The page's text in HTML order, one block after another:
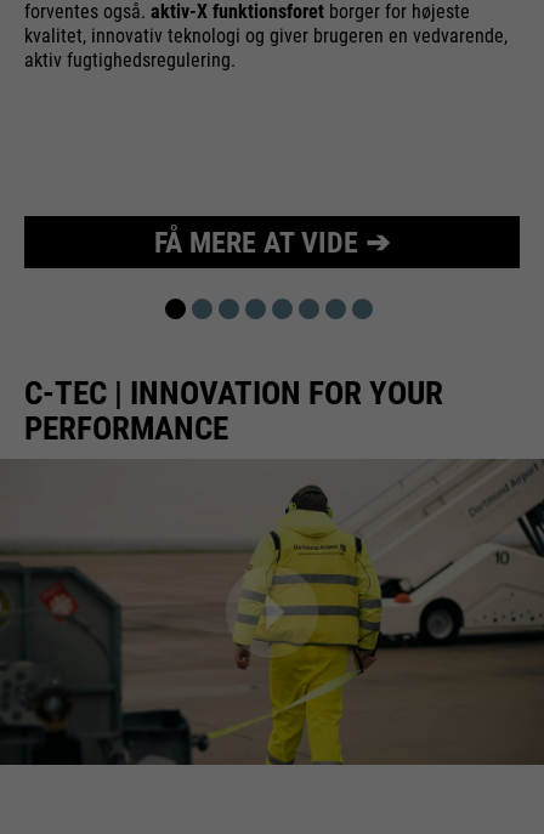
forventes også. aktiv-X funktionsforet borger for højeste
kvalitet, innovativ teknologi og giver brugeren en vedvarende,
aktiv fugtighedsregulering.
FÅ MERE AT VIDE ➔
C-TEC | INNOVATION FOR YOUR
PERFORMANCE